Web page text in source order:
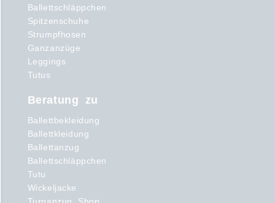
Ballettschläppchen
Spitzenschuhe
Strumpfhosen
Ganzanzüge
Leggings
Tutus
Beratung zu
Ballettbekleidung
Ballettkleidung
Ballettanzug
Ballettschläppchen
Tutu
Wickeljacke
Turnanzug Shop